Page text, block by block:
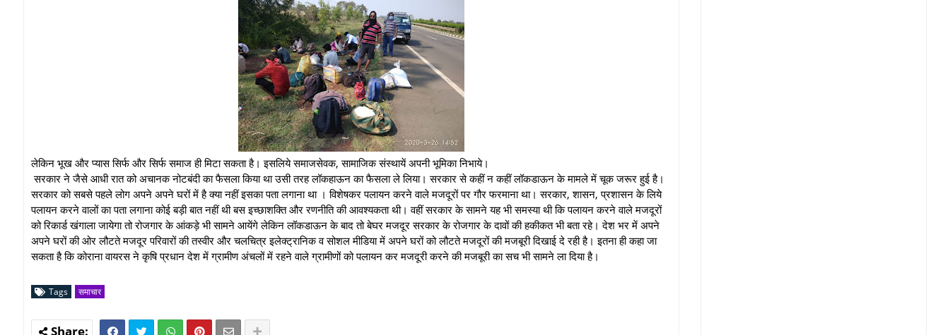
लेकिन भूख और प्यास सिर्फ और सिर्फ समाज ही मिटा सकता है। इसलिये समाजसेवक, सामाजिक संस्थायें अपनी भूमिका निभाये।
सरकार ने जैसे आधी रात को अचानक नोटबंदी का फैसला किया था उसी तरह लॉकहाऊन का फैसला ले लिया। सरकार से कहीं न कहीं लॉकडाऊन के मामले में चूक जरूर हुई है।
सरकार को सबसे पहले लोग अपने अपने घरों में है क्या नहीं इसका पता लगाना था । विशेषकर पलायन करने वाले मजदूरों पर गौर फरमाना था। सरकार, शासन, प्रशासन के लिये
पलायन करने वालों का पता लगाना कोई बड़ी बात नहीं थी बस इच्छाशक्ति और रणनीति की आवश्यकता थी। वहीं सरकार के सामने यह भी समस्या थी कि पलायन करने वाले मजदूरों
को रिकार्ड खंगाला जायेगा तो रोजगार के आंकड़े भी सामने आयेंगे लेकिन लॉकडाऊन के बाद तो बेघर मजदूर सरकार के रोजगार के दावों की हकीकत भी बता रहे। देश भर में अपने
अपने घरों की ओर लौटते मजदूर परिवारों की तस्वीर और चलचित्र इलेक्ट्रानिक व सोशल मीडिया में अपने घरों को लौटते मजदूरों की मजबूरी दिखाई दे रही है। इतना ही कहा जा
सकता है कि कोराना वायरस ने कृषि प्रधान देश में ग्रामीण अंचलों में रहने वाले ग्रामीणों को पलायन कर मजदूरी करने की मजबूरी का सच भी सामने ला दिया है।
Tags समाचार